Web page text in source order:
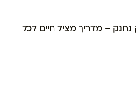
– מדריך מציל חיים לכל